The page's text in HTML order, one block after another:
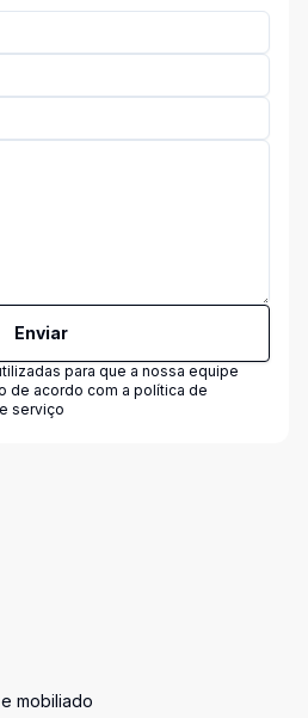
Enviar
para que a nossa equipe
de acordo com a política de
serviço
mobiliado